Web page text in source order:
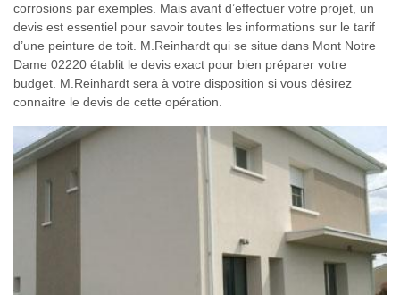
corrosions par exemples. Mais avant d’effectuer votre projet, un
devis est essentiel pour savoir toutes les informations sur le tarif
d’une peinture de toit. M.Reinhardt qui se situe dans Mont Notre
Dame 02220 établit le devis exact pour bien préparer votre
budget. M.Reinhardt sera à votre disposition si vous désirez
connaitre le devis de cette opération.